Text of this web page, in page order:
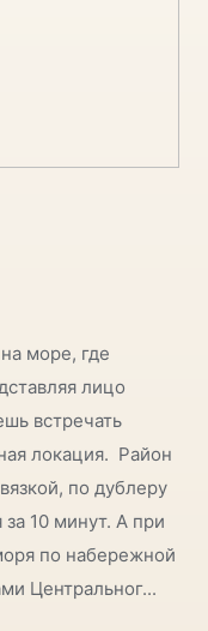
море, где
лицо
встречать
локация. Район
по дублеру
10 минут. А при
по набережной
Центральног...